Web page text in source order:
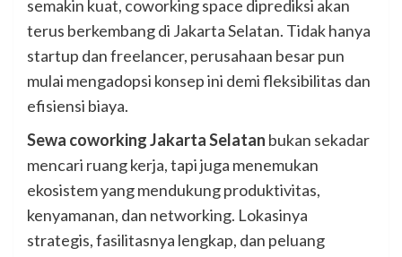
semakin kuat, coworking space diprediksi akan
terus berkembang di Jakarta Selatan. Tidak hanya
startup dan freelancer, perusahaan besar pun
mulai mengadopsi konsep ini demi fleksibilitas dan
efisiensi biaya.
Sewa coworking Jakarta Selatan bukan sekadar
mencari ruang kerja, tapi juga menemukan
ekosistem yang mendukung produktivitas,
kenyamanan, dan networking. Lokasinya
strategis, fasilitasnya lengkap, dan peluang